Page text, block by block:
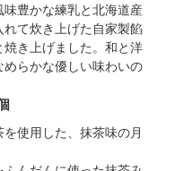
味豊かな練乳と北海道産
て炊き上げた自家製餡
焼き上げました。和と洋
らかな優しい味わいの
を使用した、抹茶味の月